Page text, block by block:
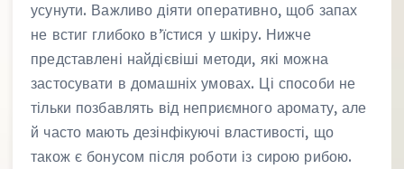
усунути. Важливо діяти оперативно, щоб запах
не встиг глибоко в’їстися у шкіру. Нижче
представлені найдієвіші методи, які можна
застосувати в домашніх умовах. Ці способи не
тільки позбавлять від неприємного аромату, але
й часто мають дезінфікуючі властивості, що
також є бонусом після роботи із сирою рибою.